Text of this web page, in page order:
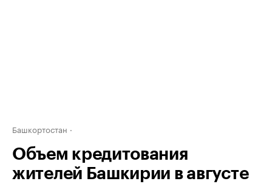
Башкортостан
Объем кредитования
жителей Башкирии в августе